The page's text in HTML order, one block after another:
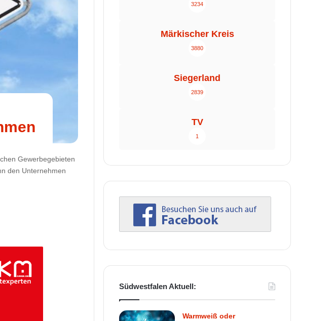
Gewerbegebieten
den Unternehmen
3234
Märkischer Kreis
3880
Siegerland
2839
TV
1
Südwestfalen Aktuell:
Warmweiß oder